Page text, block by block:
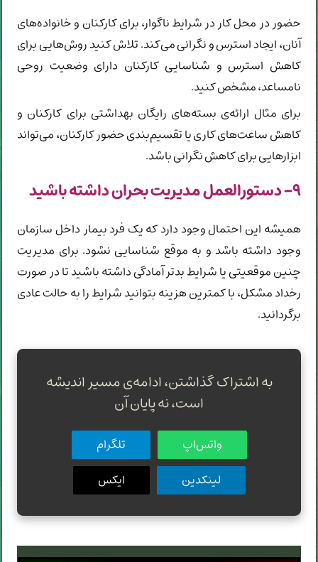
حضور در محل کار در شرایط ناگوار، برای کارکنان و خانواده‌های
آنان، ایجاد استرس و نگرانی می‌کند. تلاش کنید روش‌هایی برای
کاهش استرس و شناسایی کارکنان دارای وضعیت روحی
نامساعد، مشخص کنید.
برای مثال ارائه‌ی بسته‌های رایگان بهداشتی برای کارکنان و
کاهش ساعت‌های کاری یا تقسیم‌بندی حضور کارکنان، می‌تواند
ابزارهایی برای کاهش نگرانی باشد.
۹- دستورالعمل مدیریت بحران داشته باشید
همیشه این احتمال وجود دارد که یک فرد بیمار داخل سازمان
وجود داشته باشد و به موقع شناسایی نشود. برای مدیریت
چنین موقعیتی یا شرایط بدتر آمادگی داشته باشید تا در صورت
رخداد مشکل، با کمترین هزینه بتوانید شرایط را به حالت عادی
برگردانید.
به اشتراک گذاشتن، ادامه‌ی مسیر اندیشه
است، نه پایان آن
واتس‌اپ
تلگرام
لینکدین
ایکس